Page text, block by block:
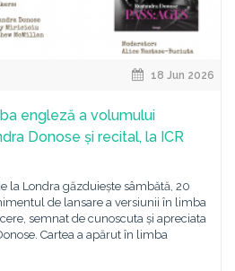
18 Jun 2026
engleză a volumului
Donose și recital, la ICR
la Londra găzduiește sâmbătă, 20
de lansare a versiunii în limba
semnat de cunoscuta și apreciata
Cartea a apărut în limba